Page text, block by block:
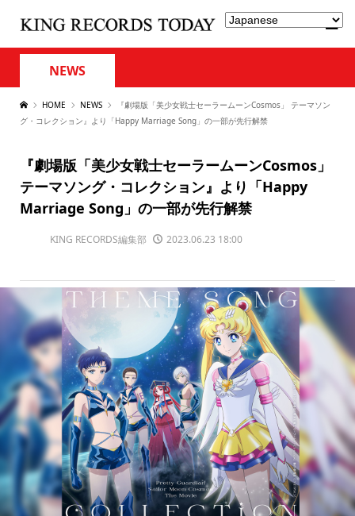
NEWS
HOME NEWS
『劇場版「美少女戦士セーラームーンCosmos」 テーマソン
グ・コレクション』より「Happy Marriage Song」の一部が先行解禁
『劇場版「美少女戦士セーラームーンCosmos」
テーマソング・コレクション』より「Happy
Marriage Song」の一部が先行解禁
KING RECORDS編集部 2023.06.23 18:00